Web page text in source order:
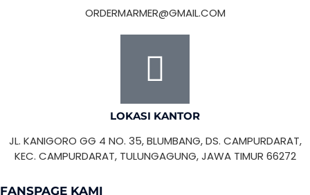
ORDERMARMER@GMAIL.COM
LOKASI KANTOR
JL. KANIGORO GG 4 NO. 35, BLUMBANG, DS. CAMPURDARAT,
KEC. CAMPURDARAT, TULUNGAGUNG, JAWA TIMUR 66272
FANSPAGE KAMI